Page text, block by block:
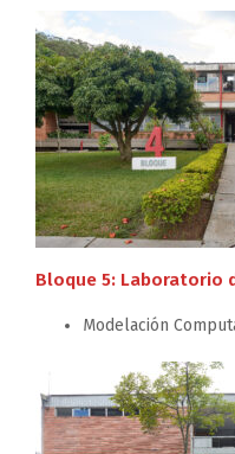
Bloque 5: Laboratorio
Modelación